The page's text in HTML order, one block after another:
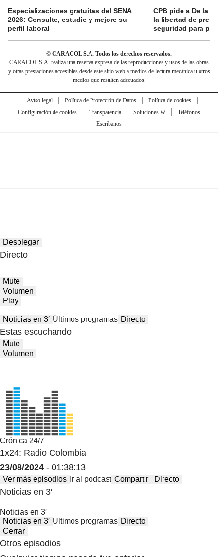
Especializaciones gratuitas del SENA
2026: Consulte, estudie y mejore su
perfil laboral
CPB pide a De la
la libertad de
seguridad para
© CARACOL S.A. Todos los derechos reservados.
CARACOL S.A. realiza una reserva expresa de las reproducciones y usos de las obras
y otras prestaciones accesibles desde este sitio web a medios de lectura mecánica u otros
medios que resulten adecuados.
Aviso legal Política de Protección de Datos
Política de cookies
Configuración de cookies
Transparencia Soluciones W
Teléfonos
Escríbanos
Desplegar
Directo
Mute
Volumen
Play
Noticias en 3′ Últimos programas Directo
Estas escuchando
Mute
Volumen
Crónica 24/7
1x24: Radio Colombia
23/08/2024 - 01:38:13
Ver más episodios Ir al podcast Compartir Directo
Noticias en 3′
Noticias en 3′
Noticias en 3′ Últimos programas Directo
Cerrar
Otros episodios